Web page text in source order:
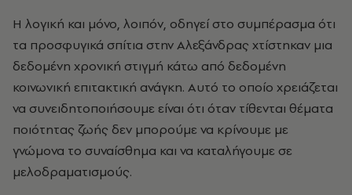
H λογική και μόνο, λοιπόν, οδηγεί στο συμπέρασμα ότι
τα προσφυγικά σπίτια στην Aλεξάνδρας χτίστηκαν μια
δεδομένη χρονική στιγμή κάτω από δεδομένη
κοινωνική επιτακτική ανάγκη. Aυτό το οποίο χρειάζεται
να συνειδητοποιήσουμε είναι ότι όταν τίθενται θέματα
ποιότητας ζωής δεν μπορούμε να κρίνουμε με
γνώμονα το συναίσθημα και να καταλήγουμε σε
μελοδραματισμούς.